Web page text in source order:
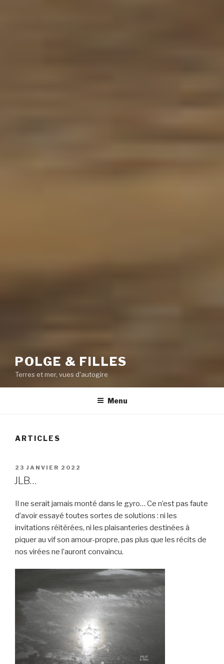
POLGE & FILLES
Terres et mer, vues d'autogire
Menu
ARTICLES
PUBLIÉ
LE
23 JANVIER 2022
JLB…
Il ne serait jamais monté dans le gyro… Ce n’est pas faute
d’avoir essayé toutes sortes de solutions : ni les
invitations réitérées, ni les plaisanteries destinées à
piquer au vif son amour-propre, pas plus que les récits de
nos virées ne l’auront convaincu.